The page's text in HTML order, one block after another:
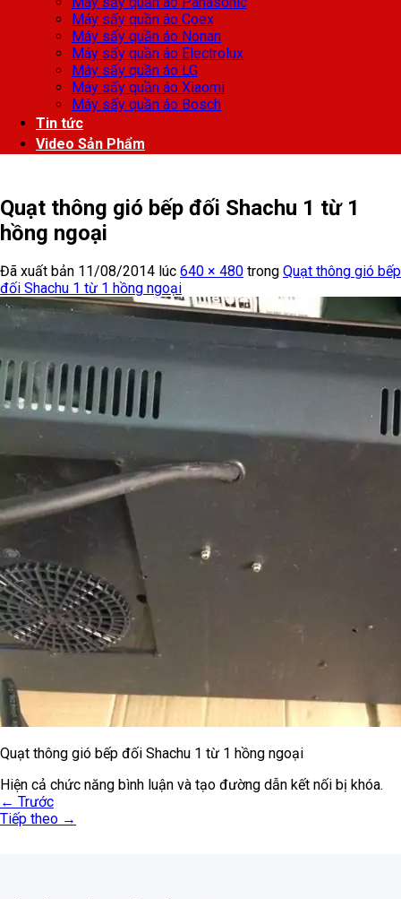
Máy sấy quần áo Coex
Máy sấy quần áo Nonan
Máy sấy quần áo Electrolux
Máy sấy quần áo LG
Máy sấy quần áo Xiaomi
Máy sấy quần áo Bosch
Tin tức
Video Sản Phẩm
Quạt thông gió bếp đối Shachu 1 từ 1
hồng ngoại
Đã xuất bản 11/08/2014 lúc 640 × 480 trong Quạt thông gió bếp
đối Shachu 1 từ 1 hồng ngoại
Quạt thông gió bếp đối Shachu 1 từ 1 hồng ngoại
Hiện cả chức năng bình luận và tạo đường dẫn kết nối bị khóa.
← Trước
Tiếp theo →